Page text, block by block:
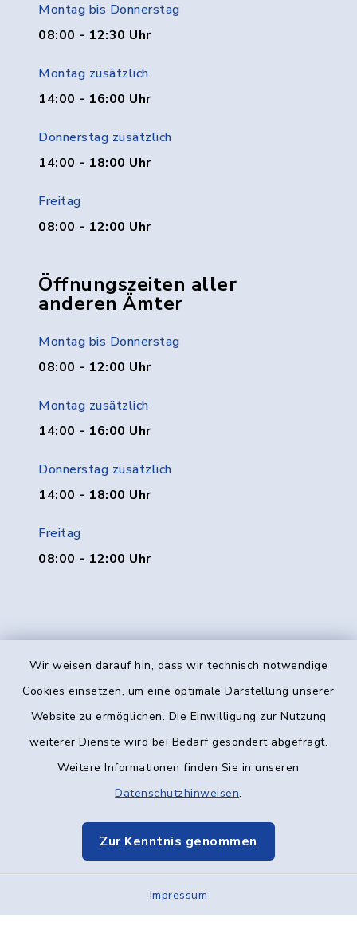
Wir weisen darauf hin, dass wir technisch notwendige
Cookies einsetzen, um eine optimale Darstellung unserer
Website zu ermöglichen. Die Einwilligung zur Nutzung
weiterer Dienste wird bei Bedarf gesondert abgefragt.
Weitere Informationen finden Sie in unseren
Datenschutzhinweisen.
Zur Kenntnis genommen
Impressum
Montag bis Donnerstag
08:00 - 12:30 Uhr
Montag zusätzlich
14:00 - 16:00 Uhr
Donnerstag zusätzlich
14:00 - 18:00 Uhr
Freitag
08:00 - 12:00 Uhr
Öffnungszeiten aller
anderen Ämter
Montag bis Donnerstag
08:00 - 12:00 Uhr
Montag zusätzlich
14:00 - 16:00 Uhr
Donnerstag zusätzlich
14:00 - 18:00 Uhr
Freitag
08:00 - 12:00 Uhr
Kontakt
Datenschutz
Elektronische Kommunikation
Sitemap